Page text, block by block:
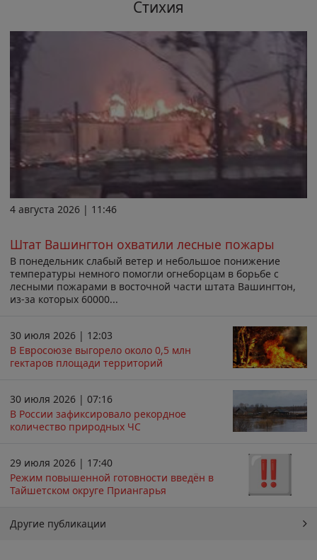
Стихия
4 августа 2026 | 11:46
Штат Вашингтон охватили лесные пожары
В понедельник слабый ветер и небольшое понижение
температуры немного помогли огнеборцам в борьбе с
лесными пожарами в восточной части штата Вашингтон,
из-за которых 60000...
30 июля 2026 | 12:03
В Евросоюзе выгорело около 0,5 млн
гектаров площади территорий
30 июля 2026 | 07:16
В России зафиксировало рекордное
количество природных ЧС
29 июля 2026 | 17:40
Режим повышенной готовности введён в
Тайшетском округе Приангарья
Другие публикации